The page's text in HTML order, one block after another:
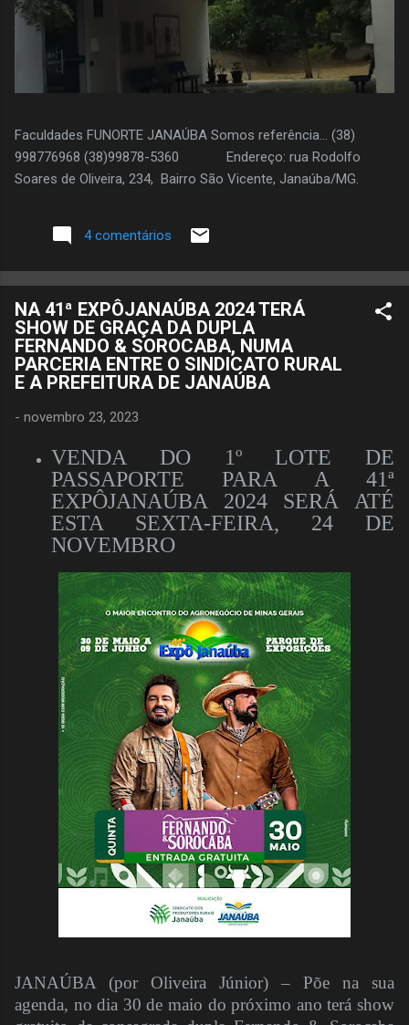
Faculdades FUNORTE JANAÚBA Somos referência... (38)
998776968 (38)99878-5360 Endereço: rua Rodolfo
Soares de Oliveira, 234, Bairro São Vicente, Janaúba/MG.
4 comentários
NA 41ª EXPÔJANAÚBA 2024 TERÁ
SHOW DE GRAÇA DA DUPLA
FERNANDO & SOROCABA, NUMA
PARCERIA ENTRE O SINDICATO RURAL
E A PREFEITURA DE JANAÚBA
- novembro 23, 2023
VENDA DO 1º LOTE DE
PASSAPORTE PARA A 41ª
EXPÔJANAÚBA 2024 SERÁ ATÉ
ESTA SEXTA-FEIRA, 24 DE
NOVEMBRO
JANAÚBA (por Oliveira Júnior) – Põe na sua
agenda, no dia 30 de maio do próximo ano terá show